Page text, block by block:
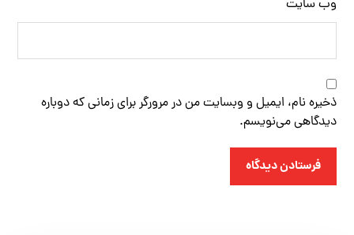
وب‌ سایت
ذخیره نام، ایمیل و وبسایت من در مرورگر برای زمانی که دوباره
دیدگاهی می‌نویسم.
فرستادن دیدگاه